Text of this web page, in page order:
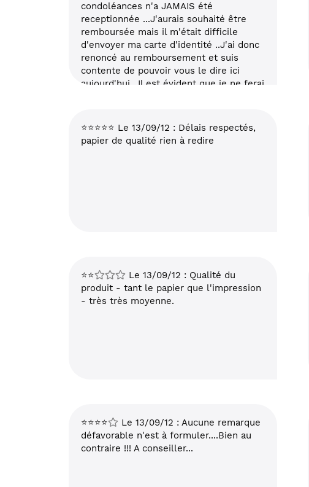
condoléances n'a JAMAIS été
receptionnée ...J'aurais souhaité être
remboursée mais il m'était difficile
d'envoyer ma carte d'identité ..J'ai donc
renoncé au remboursement et suis
contente de pouvoir vous le dire ici
aujourd'hui ..Il est évident que je ne ferai
⭐⭐⭐⭐⭐ Le 13/09/12 : Délais respectés,
papier de qualité rien à redire
⭐⭐
Le 13/09/12 : Qualité du
produit - tant le papier que l'impression
- très très moyenne.
⭐⭐⭐⭐
Le 13/09/12 : Aucune remarque
défavorable n'est à formuler....Bien au
contraire !!! A conseiller...